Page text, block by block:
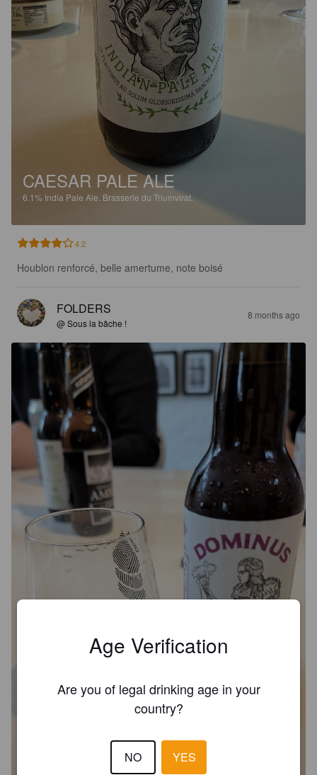
CAESAR PALE ALE
6.1% India Pale Ale. Brasserie du Triumvirat.
4.2
Houblon renforcé, belle amertume, note boisé
FOLDERS
@ Sous la bâche !
8 months ago
Age Verification
Are you of legal drinking age in your
country?
NO YES